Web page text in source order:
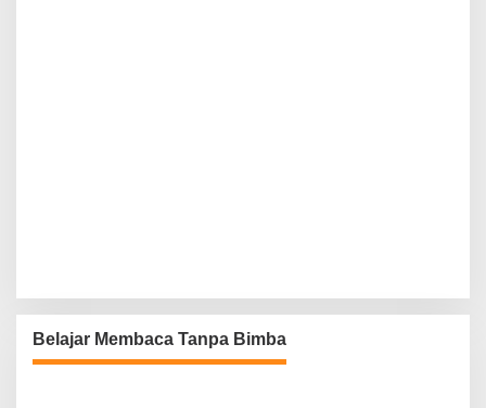
Belajar Membaca Tanpa Bimba